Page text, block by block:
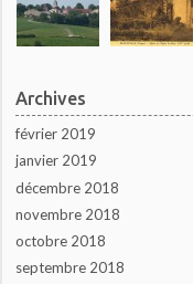
Archives
février 2019
janvier 2019
décembre 2018
novembre 2018
octobre 2018
septembre 2018